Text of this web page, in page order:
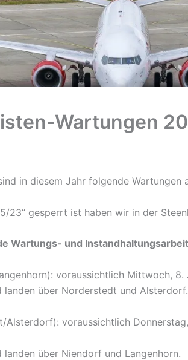
Wartungen
in diesem Jahr folgende Wartungen
23“ gesperrt ist haben wir in der
Wartungs- und
voraussichtlich Mittwoch,
über Norderstedt und Alsterdorf.
Alsterdorf): voraussichtlich
über Niendorf und Langenhorn.